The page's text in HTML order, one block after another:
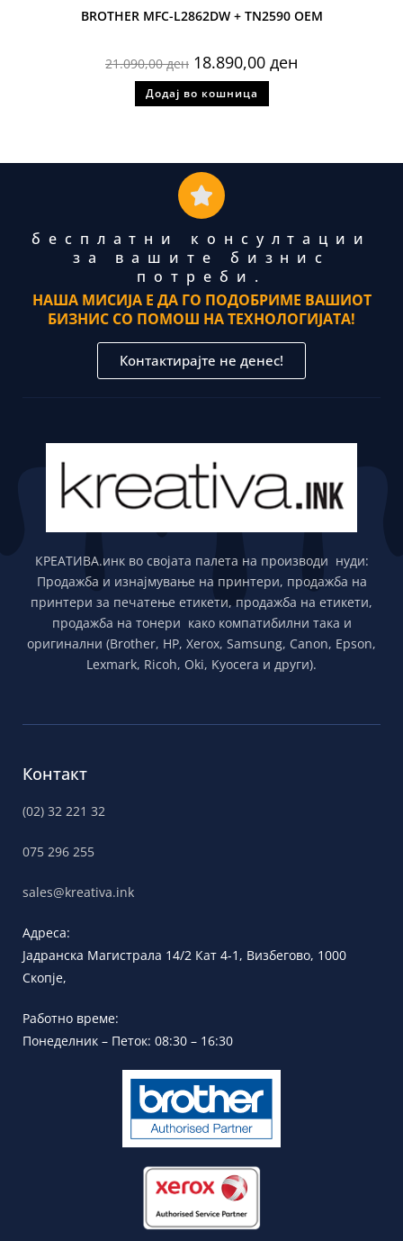
BROTHER MFC-L2862DW + TN2590 OEM
21.090,00ден 18.890,00 ден
Додај во кошница
бесплатни консултации
за вашите бизнис
потреби.
НАША МИСИЈА Е ДА ГО ПОДОБРИМЕ ВАШИОТ
БИЗНИС СО ПОМОШ НА ТЕХНОЛОГИЈАТА!
Контактирајте не денес!
КРЕАТИВА.инк во својата палета на производи нуди:
Продажба и изнајмување на принтери, продажба на
принтери за печатење етикети, продажба на етикети,
продажба на тонери како компатибилни така и
оригинални (Brother, HP, Xerox, Samsung, Canon, Epson,
Lexmark, Ricoh, Oki, Kyocera и други).
Контакт
(02) 32 221 32
075 296 255
sales@kreativa.ink
Адреса:
Јадранска Магистрала 14/2 Кат 4-1, Визбегово, 1000
Скопје,
Работно време:
Понеделник – Петок: 08:30 – 16:30